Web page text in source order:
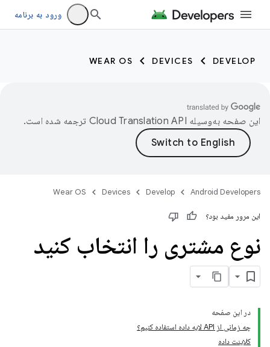
ورود به برنامه
DEVELOP
DEVICES
WEAR OS
این صفحه به‌وسیله ترجمه شده است.
Android Developers
Develop
Devices
Wear OS
این مرور مفید بود؟
نوع مشتری را انتخاب کنید
در این صفحه
چه زمانی از API لایه داده استفاده کنیم؟
کلاینت داده